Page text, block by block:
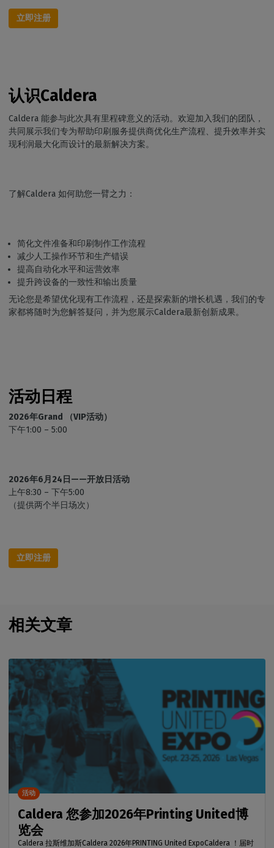
立即注册
认识Caldera
Caldera 能参与此次具有里程碑意义的活动。欢迎加入我们的团队，
共同展示我们专为帮助印刷服务提供商优化生产流程、提升效率并实
现利润最大化而设计的最新解决方案。
了解Caldera 如何助您一臂之力：
简化文件准备和印刷制作工作流程
减少人工操作环节和生产错误
提高自动化水平和运营效率
提升跨设备的一致性和输出质量
无论您是希望优化现有工作流程，还是探索新的增长机遇，我们的专
家都将随时为您解答疑问，并为您展示Caldera最新创新成果。
活动日程
2026年Grand （VIP活动）
下午1:00 – 5:00
2026年6月24日——开放日活动
上午8:30 – 下午5:00
（提供两个半日场次）
立即注册
相关文章
Caldera 您参加2026年Printing United博
览会
Caldera 拉斯维加斯Caldera 2026年PRINTING United ExpoCaldera ！届时
活动